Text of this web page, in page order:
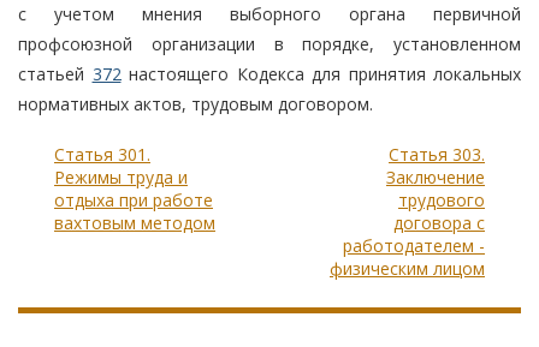
с учетом мнения выборного органа первичной
профсоюзной организации в порядке, установленном
статьей 372 настоящего Кодекса для принятия локальных
нормативных актов, трудовым договором.
Статья 301.
Режимы труда и
отдыха при работе
вахтовым методом
Статья 303.
Заключение
трудового
договора с
работодателем -
физическим лицом